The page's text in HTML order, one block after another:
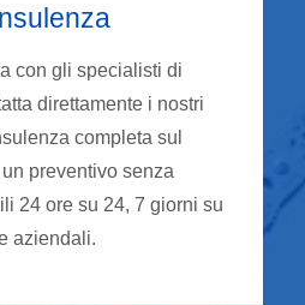
con gli specialisti di
direttamente i nostri
completa sul
preventivo senza
24 ore su 24, 7 giorni su
aziendali.